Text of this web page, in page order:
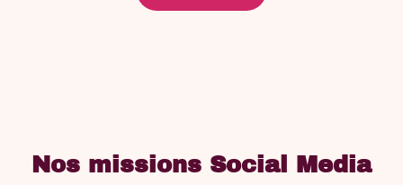
Nos missions Social Media